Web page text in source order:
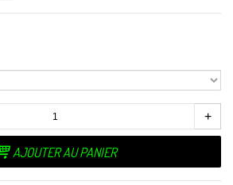
+
AJOUTER AU PANIER